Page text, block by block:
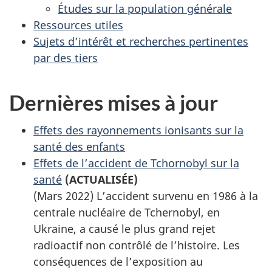
Études sur la population générale
Ressources utiles
Sujets d’intérêt et recherches pertinentes
par des tiers
Dernières mises à jour
Effets des rayonnements ionisants sur la
santé des enfants
Effets de l’accident de Tchornobyl sur la
santé (ACTUALISÉE)
(Mars 2022) L’accident survenu en 1986 à la
centrale nucléaire de Tchernobyl, en
Ukraine, a causé le plus grand rejet
radioactif non contrôlé de l’histoire. Les
conséquences de l’exposition au